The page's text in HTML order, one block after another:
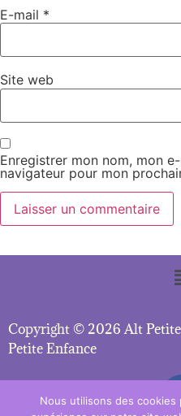
E-mail *
Site web
Enregistrer mon nom, mon
navigateur pour mon
Copyright © 2026 Alt
Petite Enfance
Nous utilisons des cookies